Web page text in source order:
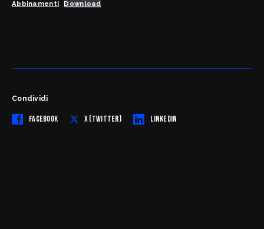
Abbinamenti Download
Condividi
FACEBOOK X (TWITTER) LINKEDIN